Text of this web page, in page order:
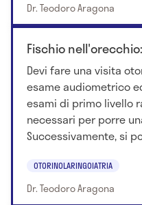
Dr. Teodoro Aragona
Fischio
Devi fare una visita
esame audiometrico
esami di primo livello
necessari per porre
Successivamente, si
OTORINOLARINGOIATRIA
Dr. Teodoro Aragona